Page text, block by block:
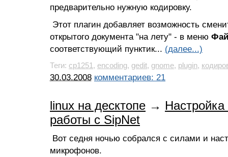
предварительно нужную кодировку.
Этот плагин добавляет возможность
открытого документа "на лету" - в меню
соответствующий пунктик... (далее...)
Теги: cp1251 , encoding, gedit, gnome, plugin,
30.03.2008 комментариев: 21
linux на десктопе →
работы с SipNet
Вот седня ночью собрался с силами и
микрофонов.